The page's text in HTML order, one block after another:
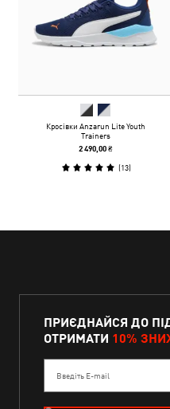
Кросівки Anzarun Lite Youth
Trainers
2 490,00 ₴
(13)
ПРИЄДНАЙСЯ ДО
ОТРИМАТИ 10%
Введіть E-mail